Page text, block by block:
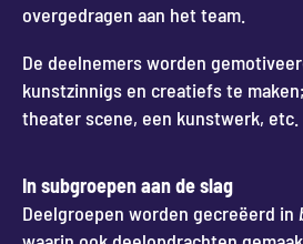
overgedragen aan het team.
De deelnemers worden
kunstzinnigs en creatiefs te
theater scene, een kunstwerk, etc.
In subgroepen aan de slag
Deelgroepen worden gecreëerd in